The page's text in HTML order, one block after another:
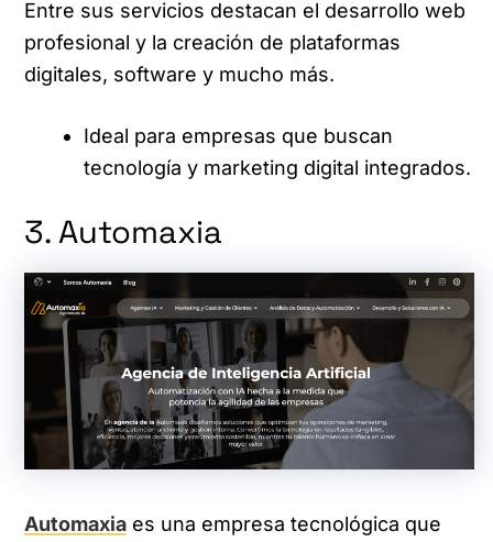
Entre sus servicios destacan el desarrollo web
profesional y la creación de plataformas
digitales, software y mucho más.
Ideal para empresas que buscan
tecnología y marketing digital integrados.
3. Automaxia
Automaxia es una empresa tecnológica que